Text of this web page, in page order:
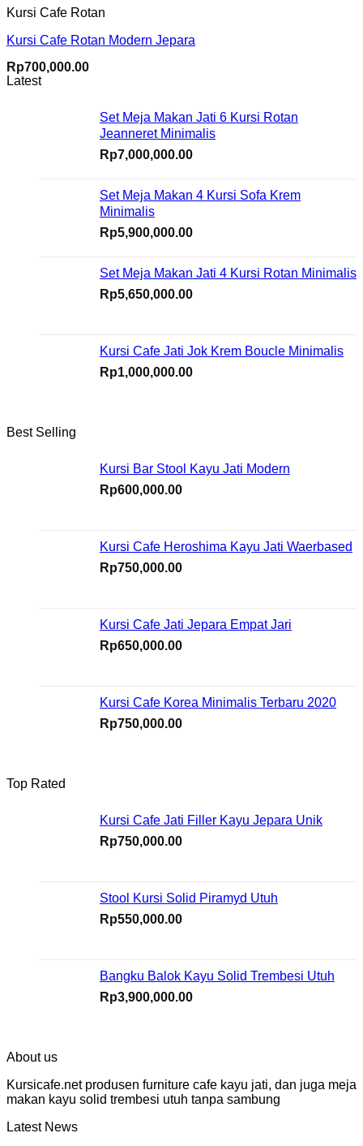
Kursi Cafe Rotan
Kursi Cafe Rotan Modern Jepara
Rp700,000.00
Latest
Set Meja Makan Jati 6 Kursi Rotan
Jeanneret Minimalis
Rp7,000,000.00
Set Meja Makan 4 Kursi Sofa Krem
Minimalis
Rp5,900,000.00
Set Meja Makan Jati 4 Kursi Rotan Minimalis
Rp5,650,000.00
Kursi Cafe Jati Jok Krem Boucle Minimalis
Rp1,000,000.00
Best Selling
Kursi Bar Stool Kayu Jati Modern
Rp600,000.00
Kursi Cafe Heroshima Kayu Jati Waerbased
Rp750,000.00
Kursi Cafe Jati Jepara Empat Jari
Rp650,000.00
Kursi Cafe Korea Minimalis Terbaru 2020
Rp750,000.00
Top Rated
Kursi Cafe Jati Filler Kayu Jepara Unik
Rp750,000.00
Stool Kursi Solid Piramyd Utuh
Rp550,000.00
Bangku Balok Kayu Solid Trembesi Utuh
Rp3,900,000.00
About us
Kursicafe.net produsen furniture cafe kayu jati, dan juga meja
makan kayu solid trembesi utuh tanpa sambung
Latest News